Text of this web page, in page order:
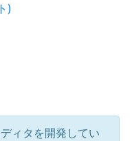
)
ィタを開発してい